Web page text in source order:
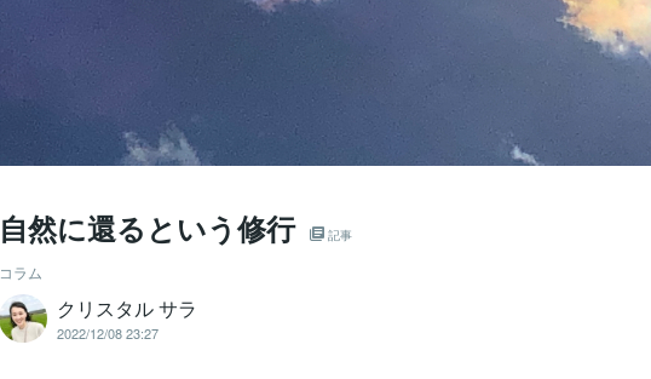
自然に還るという修行 記事
コラム
クリスタル サラ
2022/12/08 23:27